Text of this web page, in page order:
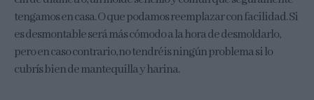
tengamos en casa. O que podamos reemplazar con facilidad. Si
es desmontable será más cómodo a la hora de desmoldarlo,
pero en caso contrario, no tendréis ningún problema si lo
cubrís bien de mantequilla y harina.